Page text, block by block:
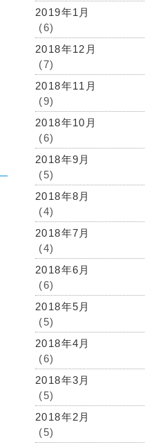
2019年1月
(6)
2018年12月
(7)
2018年11月
(9)
2018年10月
(6)
2018年9月
(5)
2018年8月
(4)
2018年7月
(4)
2018年6月
(6)
2018年5月
(5)
2018年4月
(6)
2018年3月
(5)
2018年2月
(5)